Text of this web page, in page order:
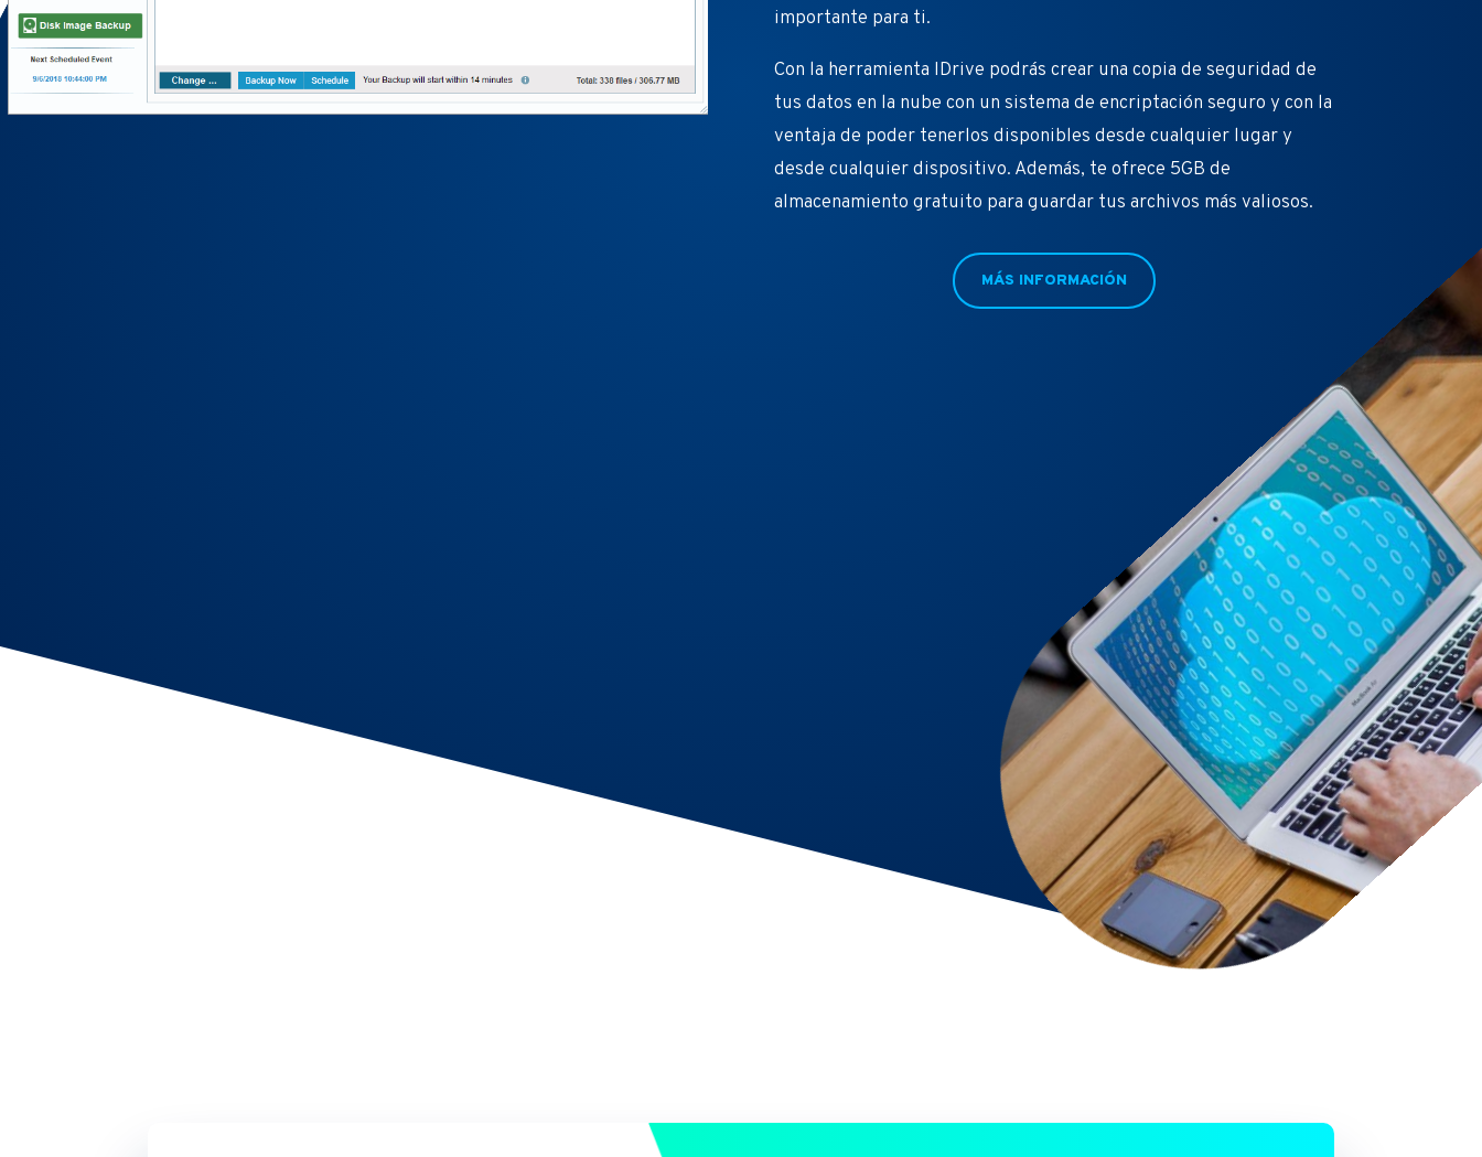
importante para ti.
Con la herramienta IDrive podrás crear una copia de seguridad de
tus datos en la nube con un sistema de encriptación seguro y con la
ventaja de poder tenerlos disponibles desde cualquier lugar y
desde cualquier dispositivo. Además, te ofrece 5GB de
almacenamiento gratuito para guardar tus archivos más valiosos.
MÁS INFORMACIÓN